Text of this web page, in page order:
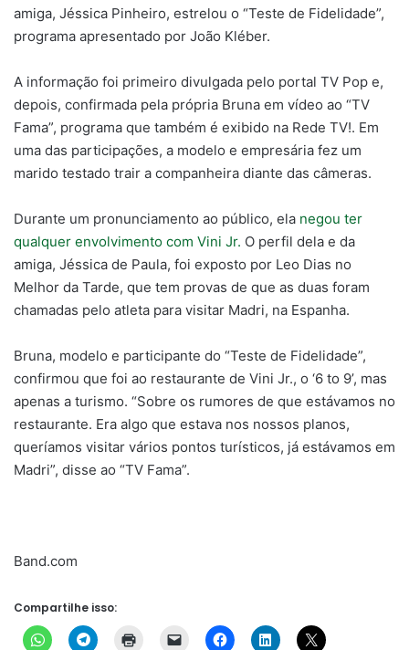
amiga, Jéssica Pinheiro, estrelou o “Teste de Fidelidade”,
programa apresentado por João Kléber.
A informação foi primeiro divulgada pelo portal TV Pop e,
depois, confirmada pela própria Bruna em vídeo ao “TV
Fama”, programa que também é exibido na Rede TV!. Em
uma das participações, a modelo e empresária fez um
marido testado trair a companheira diante das câmeras.
Durante um pronunciamento ao público, ela negou ter
qualquer envolvimento com Vini Jr. O perfil dela e da
amiga, Jéssica de Paula, foi exposto por Leo Dias no
Melhor da Tarde, que tem provas de que as duas foram
chamadas pelo atleta para visitar Madri, na Espanha.
Bruna, modelo e participante do “Teste de Fidelidade”,
confirmou que foi ao restaurante de Vini Jr., o ‘6 to 9’, mas
apenas a turismo. “Sobre os rumores de que estávamos no
restaurante. Era algo que estava nos nossos planos,
queríamos visitar vários pontos turísticos, já estávamos em
Madri”, disse ao “TV Fama”.
Band.com
Compartilhe isso: